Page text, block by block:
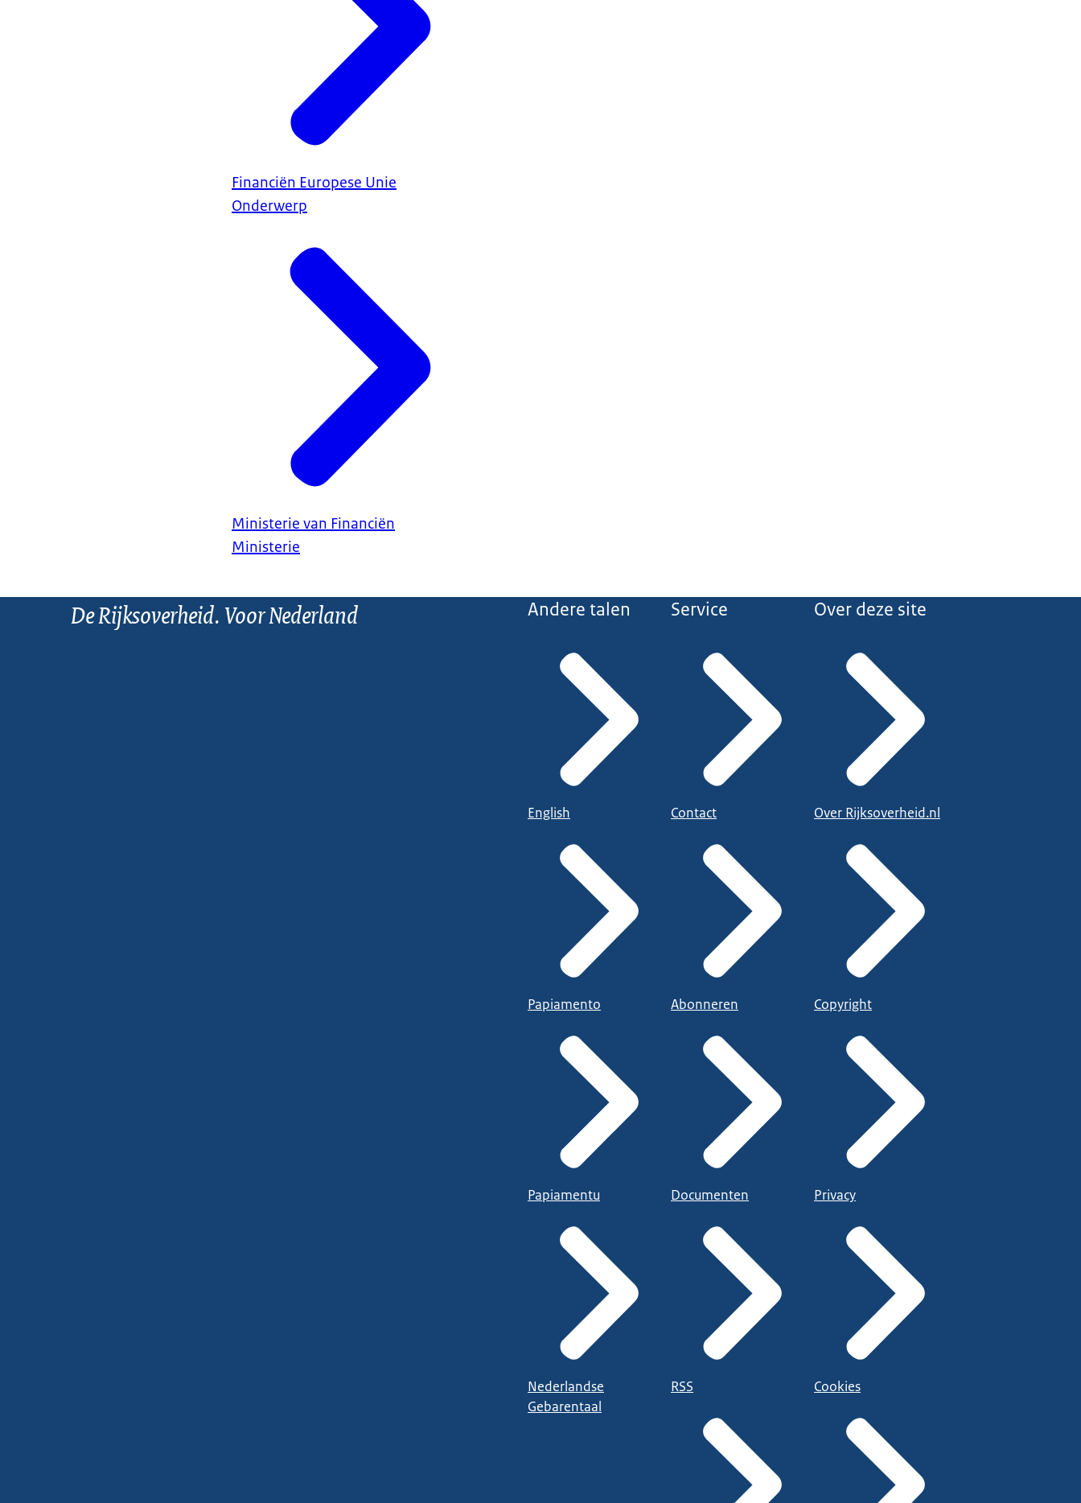
Financiën Europese Unie
Onderwerp
Ministerie van Financiën
Ministerie
De Rijksoverheid. Voor Nederland Andere talen
English
Papiamento
Papiamentu
Nederlandse
Gebarentaal
Service
Contact
Abonneren
Documenten
RSS
Over deze site
Over Rijksoverheid.nl
Copyright
Privacy
Cookies